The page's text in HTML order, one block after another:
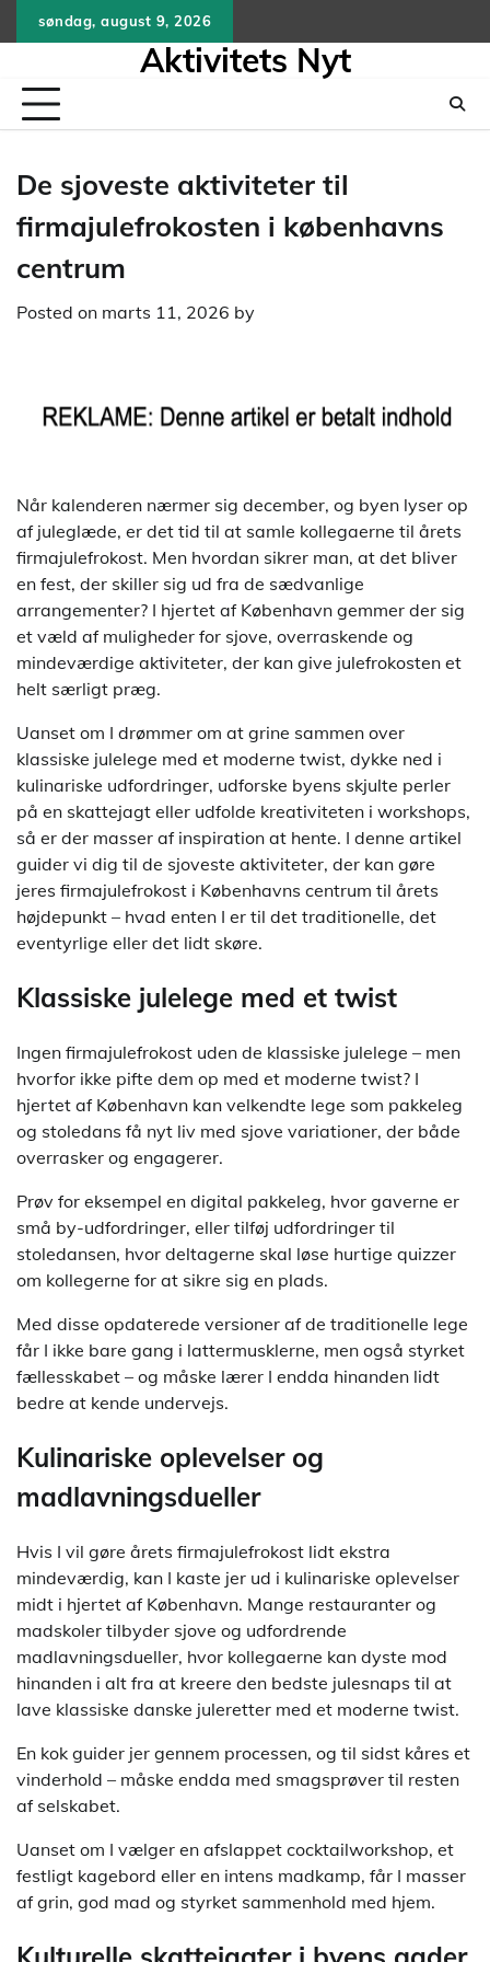
to
søndag, august 9, 2026
Aktivitets Nyt
De sjoveste aktiviteter til
firmajulefrokosten i københavns
centrum
Posted on marts 11, 2026 by
Når kalenderen nærmer sig december, og byen lyser op
af juleglæde, er det tid til at samle kollegaerne til årets
firmajulefrokost. Men hvordan sikrer man, at det bliver
en fest, der skiller sig ud fra de sædvanlige
arrangementer? I hjertet af København gemmer der sig
et væld af muligheder for sjove, overraskende og
mindeværdige aktiviteter, der kan give julefrokosten et
helt særligt præg.
Uanset om I drømmer om at grine sammen over
klassiske julelege med et moderne twist, dykke ned i
kulinariske udfordringer, udforske byens skjulte perler
på en skattejagt eller udfolde kreativiteten i workshops,
så er der masser af inspiration at hente. I denne artikel
guider vi dig til de sjoveste aktiviteter, der kan gøre
jeres firmajulefrokost i Københavns centrum til årets
højdepunkt – hvad enten I er til det traditionelle, det
eventyrlige eller det lidt skøre.
Klassiske julelege med et twist
Ingen firmajulefrokost uden de klassiske julelege – men
hvorfor ikke pifte dem op med et moderne twist? I
hjertet af København kan velkendte lege som pakkeleg
og stoledans få nyt liv med sjove variationer, der både
overrasker og engagerer.
Prøv for eksempel en digital pakkeleg, hvor gaverne er
små by-udfordringer, eller tilføj udfordringer til
stoledansen, hvor deltagerne skal løse hurtige quizzer
om kollegerne for at sikre sig en plads.
Med disse opdaterede versioner af de traditionelle lege
får I ikke bare gang i lattermusklerne, men også styrket
fællesskabet – og måske lærer I endda hinanden lidt
bedre at kende undervejs.
Kulinariske oplevelser og
madlavningsdueller
Hvis I vil gøre årets firmajulefrokost lidt ekstra
mindeværdig, kan I kaste jer ud i kulinariske oplevelser
midt i hjertet af København. Mange restauranter og
madskoler tilbyder sjove og udfordrende
madlavningsdueller, hvor kollegaerne kan dyste mod
hinanden i alt fra at kreere den bedste julesnaps til at
lave klassiske danske juleretter med et moderne twist.
En kok guider jer gennem processen, og til sidst kåres et
vinderhold – måske endda med smagsprøver til resten
af selskabet.
Uanset om I vælger en afslappet cocktailworkshop, et
festligt kagebord eller en intens madkamp, får I masser
af grin, god mad og styrket sammenhold med hjem.